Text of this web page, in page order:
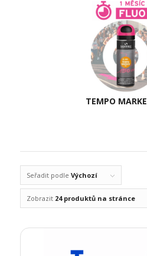
TEMPO
Seřadit podle Výchozí
Zobrazit 24 produktů na stránce